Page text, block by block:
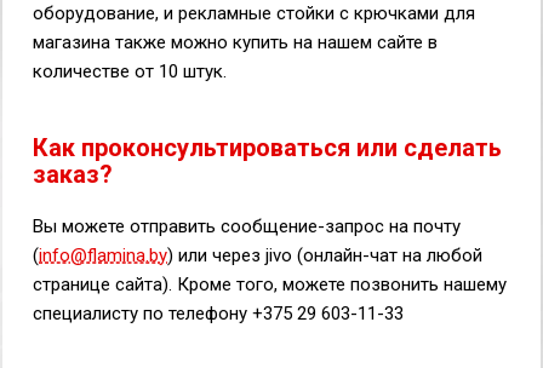
оборудование, и рекламные стойки с крючками для
магазина также можно купить на нашем сайте в
количестве от 10 штук.
Как проконсультироваться или сделать
заказ?
Вы можете отправить сообщение-запрос на почту
(info@flamina.by) или через jivo (онлайн-чат на любой
странице сайта). Кроме того, можете позвонить нашему
специалисту по телефону +375 29 603-11-33